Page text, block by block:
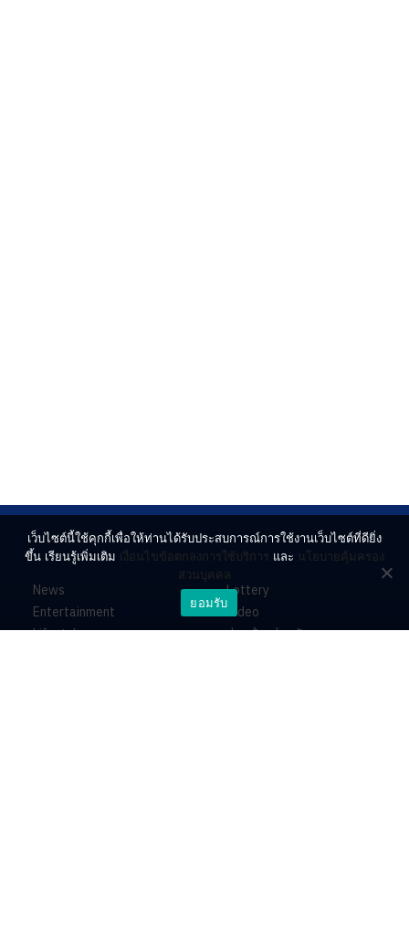
News
Entertainment
Lifestyle
Lottery
Video
ร่วมด้วยช่วยกัน
เว็บไซต์นี้ใช้คุกกี้เพื่อให้ท่านได้รับประสบการณ์การใช้งานเว็บไซต์ที่ดียิ่ง
ขึ้น เรียนรู้เพิ่มเติม เงื่อนไขข้อตกลงการใช้บริการ และ นโยบายคุ้มครอง
ส่วนบุคคล
ยอมรับ